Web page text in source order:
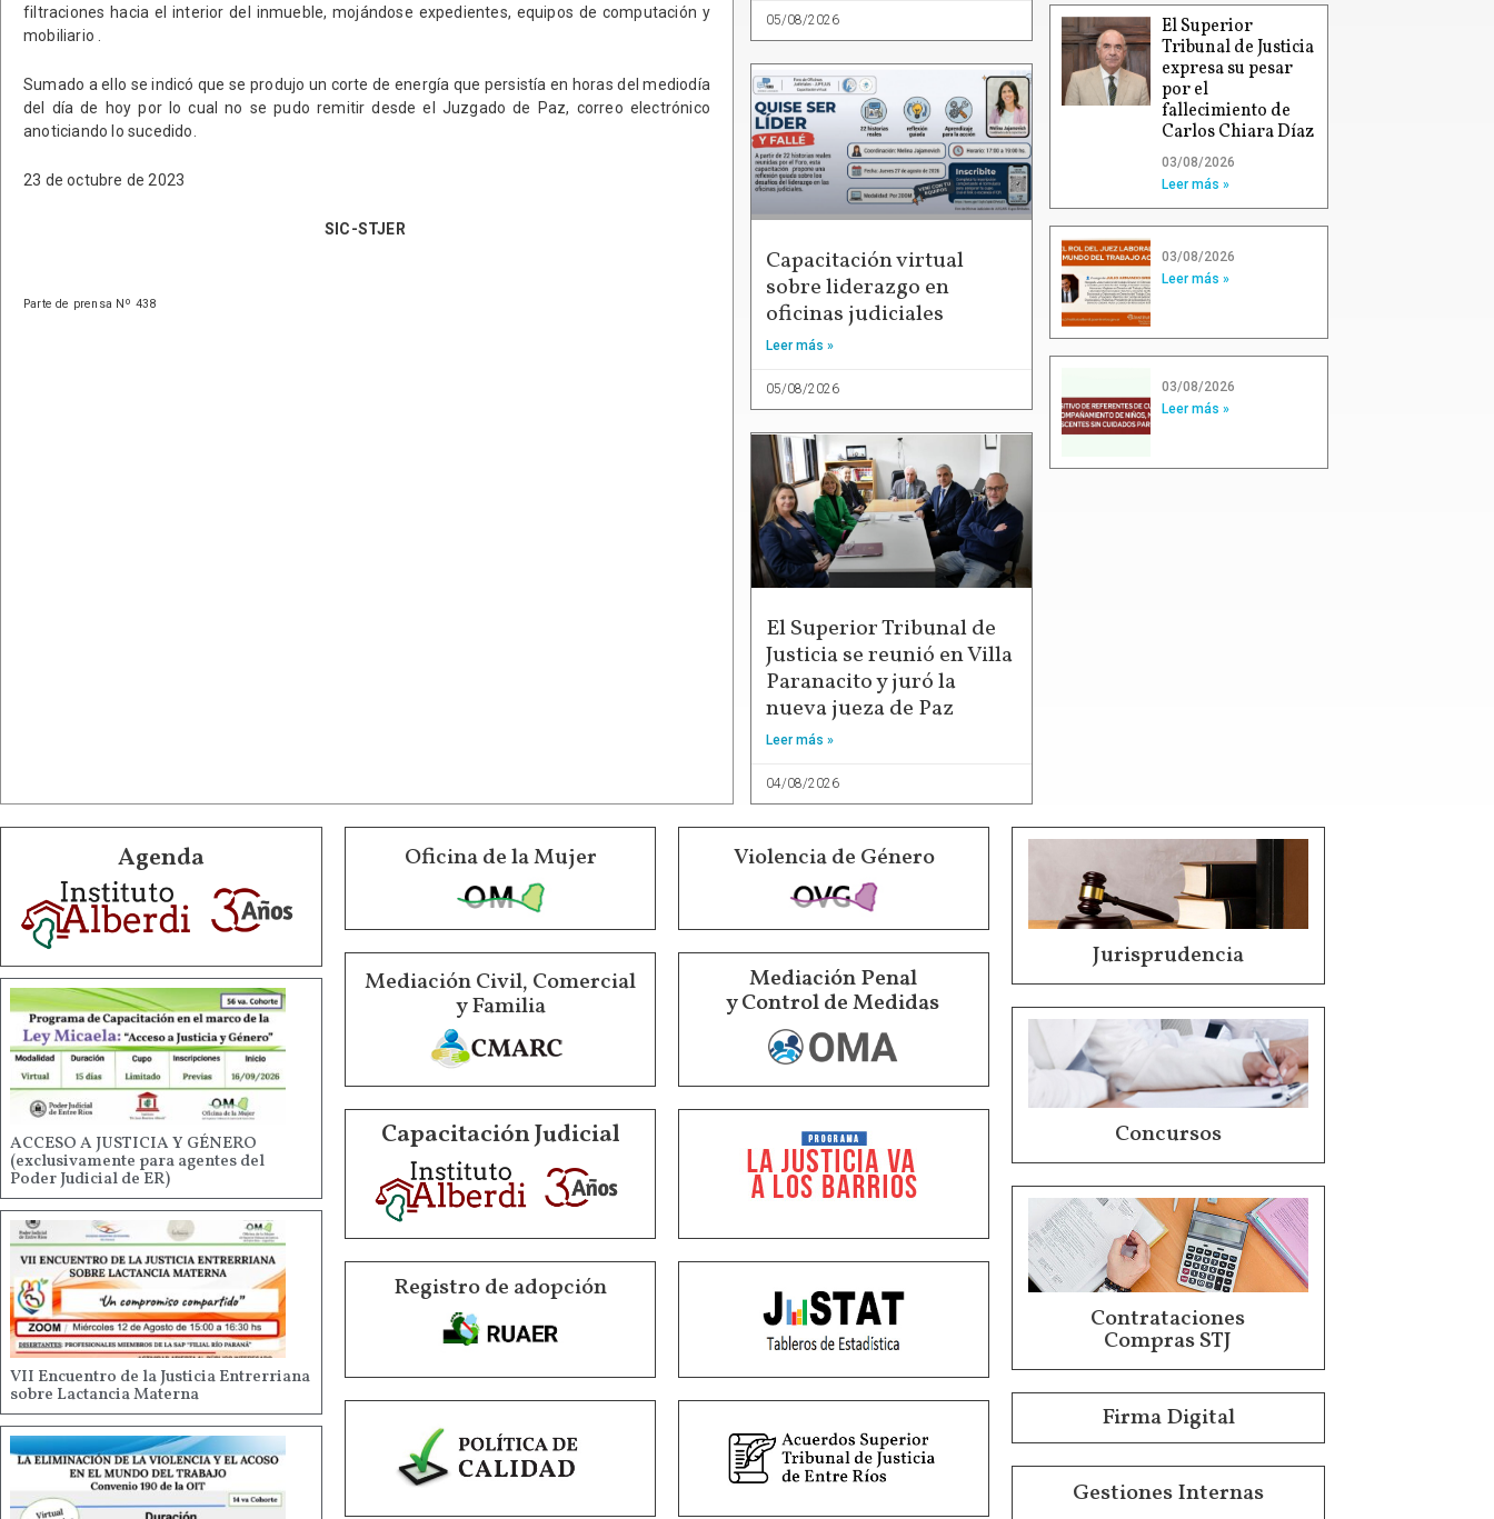
filtraciones hacia el interior del inmueble, mojándose expedientes, equipos de computación y
mobiliario .
Sumado a ello se indicó que se produjo un corte de energía que persistía en horas del mediodía
del día de hoy por lo cual no se pudo remitir desde el Juzgado de Paz, correo electrónico
anoticiando lo sucedido.
23 de octubre de 2023
SIC-STJER
Parte de prensa Nº 438
05/08/2026
Capacitación virtual
sobre liderazgo en
oficinas judiciales
Leer más »
05/08/2026
El Superior Tribunal de
Justicia se reunió en Villa
Paranacito y juró la
nueva jueza de Paz
Leer más »
04/08/2026
El Superior
Tribunal de Justicia
expresa su pesar
por el
fallecimiento de
Carlos Chiara Díaz
03/08/2026
Leer más »
03/08/2026
Leer más »
03/08/2026
Leer más »
Agenda
ACCESO A JUSTICIA Y GÉNERO
(exclusivamente para agentes del
Poder Judicial de ER)
VII Encuentro de la Justicia Entrerriana
sobre Lactancia Materna
Oficina de la Mujer Violencia de Género
Mediación Civil, Comercial
y Familia
Mediación Penal
y Control de Medidas
Capacitación Judicial
Registro de adopción
Jurisprudencia
Concursos
Contrataciones
Compras STJ
Firma Digital
Gestiones Internas